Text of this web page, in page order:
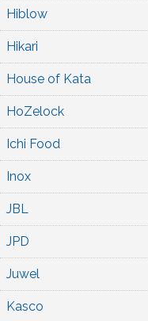
Hiblow
Hikari
House of Kata
HoZelock
Ichi Food
Inox
JBL
JPD
Juwel
Kasco